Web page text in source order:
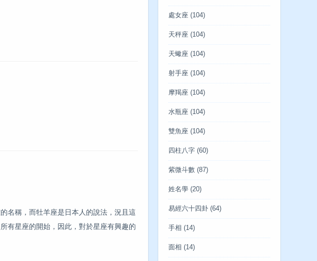
稱，而牡羊座是日本人的說法，況且這
有星座的開始，因此，對於星座有興趣的
處女座 (104)
天秤座 (104)
天蠍座 (104)
射手座 (104)
摩羯座 (104)
水瓶座 (104)
雙魚座 (104)
四柱八字 (60)
紫微斗數 (87)
姓名學 (20)
易經六十四卦 (64)
手相 (14)
面相 (14)